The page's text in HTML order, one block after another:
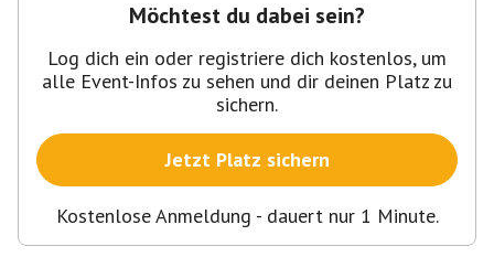
Möchtest du dabei sein?
Log dich ein oder registriere dich kostenlos, um
alle Event-Infos zu sehen und dir deinen Platz zu
sichern.
Jetzt Platz sichern
Kostenlose Anmeldung - dauert nur 1 Minute.